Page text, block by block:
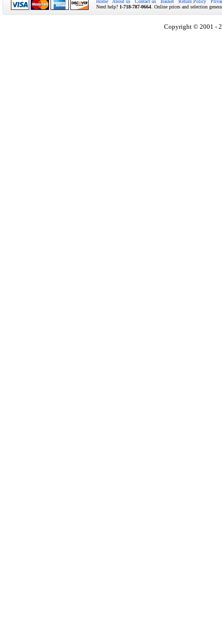
Home About us Contact us Basket Return Policy
Need help? 1-718-787-0664 . Online prices and selection
Copyright © 2001 -